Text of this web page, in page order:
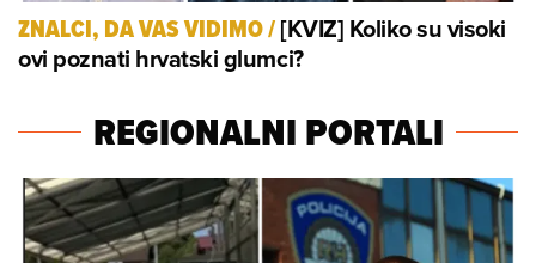
ZNALCI, DA VAS VIDIMO/[KVIZ] Koliko su visoki
ovi poznati hrvatski glumci?
REGIONALNI PORTALI